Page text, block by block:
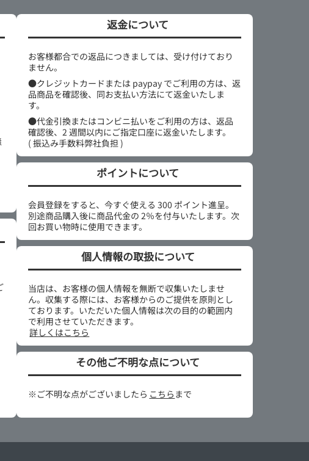
返金について
お客様都合での返品につきましては、受け付けており
ません。
●クレジットカードまたは paypay でご利用の方は、返
品商品を確認後、同お支払い方法にて返金いたしま
す。
●代金引換またはコンビニ払いをご利用の方は、返品
確認後、2 週間以内にご指定口座に返金いたします。
( 振込み手数料弊社負担 )
ポイントについて
会員登録をすると、今すぐ使える 300 ポイント進呈。
別途商品購入後に商品代金の 2％を付与いたします。次
回お買い物時に使用できます。
個人情報の取扱について
当店は、お客様の個人情報を無断で収集いたしませ
ん。収集する際には、お客様からのご提供を原則とし
ております。いただいた個人情報は次の目的の範囲内
で利用させていただきます。
詳しくはこちら
その他ご不明な点について
※ご不明な点がございましたら こちら まで